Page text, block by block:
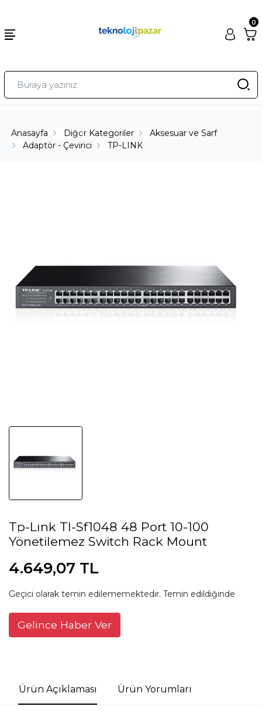
0
Anasayfa Diğer Kategoriler
Aksesuar ve Sarf
Adaptör - Çevirici
TP-LINK
Tp-Lınk Tl-Sf1048 48 Port 10-100
Yönetilemez Switch Rack Mount
4.649,07 TL
Geçici olarak temin edilememektedir. Temin edildiğinde
Gelince Haber Ver
Ürün Açıklaması Ürün Yorumları